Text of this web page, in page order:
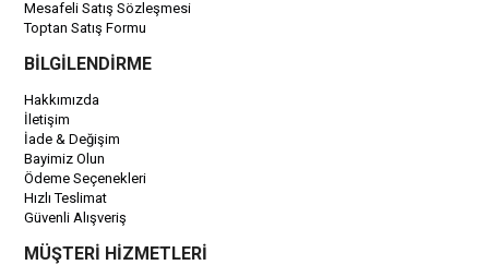
Mesafeli Satış Sözleşmesi
Toptan Satış Formu
BİLGİLENDİRME
Hakkımızda
İletişim
İade & Değişim
Bayimiz Olun
Ödeme Seçenekleri
Hızlı Teslimat
Güvenli Alışveriş
MÜŞTERİ HİZMETLERİ